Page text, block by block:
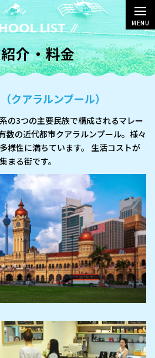
MENU
介・料金
クアラルンプール）
の3つの主要民族で構成されるマレー
数の近代都市クアラルンプール。様々
様性に満ちています。 生活コストが
まる街です。